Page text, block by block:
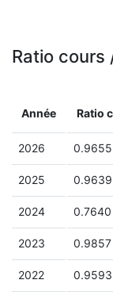
Ratio
Année Ratio
2026 0.9655
2025 0.9639
2024 0.7640
2023 0.9857
2022 0.9593